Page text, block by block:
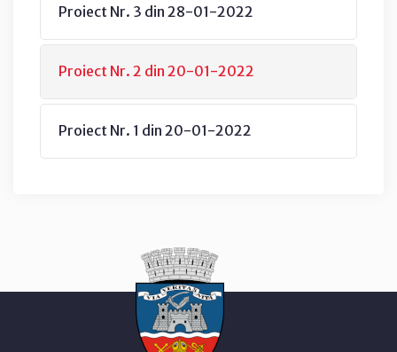
Proiect Nr. 3 din 28-01-2022
Proiect Nr. 2 din 20-01-2022
Proiect Nr. 1 din 20-01-2022